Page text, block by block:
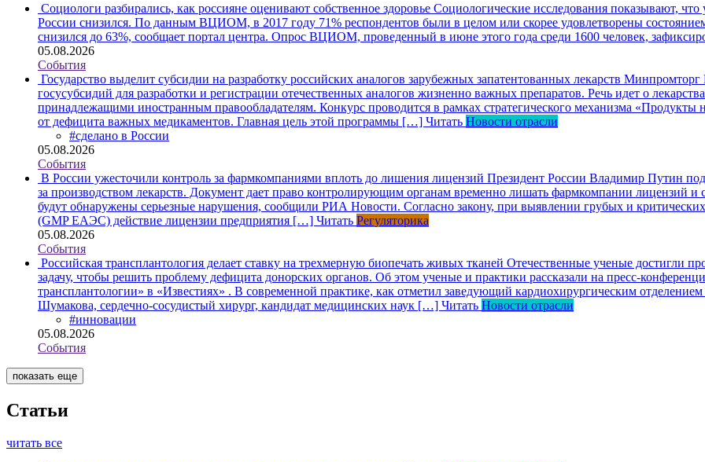
Социологи разбирались, как россияне оценивают собственное здоровье Социологические исследования показывают, что
России снизился. По данным ВЦИОМ, в 2017 году 71% респондентов были в целом или скорее удовлетворены состоянием
снизился до 63%, сообщает портал центра. Опрос ВЦИОМ, проведенный в июне этого года среди 1600 человек,
05.08.2026
События
Государство выделит субсидии на разработку российских аналогов зарубежных запатентованных лекарств Минпромторг
госусубсидий для разработки и регистрации отечественных аналогов жизненно важных препаратов. Речь идет о
принадлежащими иностранным правообладателям. Конкурс проводится в рамках стратегического механизма «Продукты
от дефицита важных медикаментов. Главная цель этой программы […] Читать Новости отрасли
#сделано в России
05.08.2026
События
В России ужесточили контроль за фармкомпаниями вплоть до лишения лицензий Президент России Владимир Путин
за производством лекарств. Документ дает право контролирующим органам временно лишать фармкомпании лицензий и
будут обнаружены серьезные нарушения, сообщили РИА Новости. Согласно закону, при выявлении грубых и
(GMP ЕАЭС) действие лицензии предприятия […] Читать Регуляторика
05.08.2026
События
Российская трансплантология делает ставку на трехмерную биопечать живых тканей Отечественные ученые достигли
задачу, чтобы решить проблему дефицита донорских органов. Об этом ученые и практики рассказали на пресс-
трансплантологии» в «Известиях» . В современной практике, как отметил заведующий кардиохирургическим
Шумакова, сердечно-сосудистый хирург, кандидат медицинских наук […] Читать Новости отрасли
#инновации
05.08.2026
События
показать еще
Статьи
читать все